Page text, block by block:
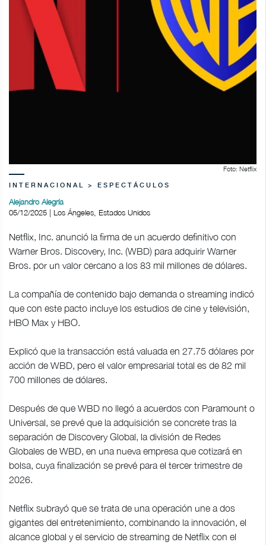
Foto: Netflix
INTERNACIONAL > ESPECTÁCULOS
Alejandro Alegría
05/12/2025 | Los Ángeles, Estados Unidos
Netflix, Inc. anunció la firma de un acuerdo definitivo con
Warner Bros. Discovery, Inc. (WBD) para adquirir Warner
Bros. por un valor cercano a los 83 mil millones de dólares.
La compañía de contenido bajo demanda o streaming indicó
que con este pacto incluye los estudios de cine y televisión,
HBO Max y HBO.
Explicó que la transacción está valuada en 27.75 dólares por
acción de WBD, pero el valor empresarial total es de 82 mil
700 millones de dólares.
Después de que WBD no llegó a acuerdos con Paramount o
Universal, se prevé que la adquisición se concrete tras la
separación de Discovery Global, la división de Redes
Globales de WBD, en una nueva empresa que cotizará en
bolsa, cuya finalización se prevé para el tercer trimestre de
2026.
Netflix subrayó que se trata de una operación une a dos
gigantes del entretenimiento, combinando la innovación, el
alcance global y el servicio de streaming de Netflix con el